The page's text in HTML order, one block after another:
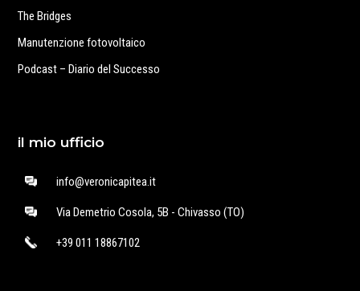
The Bridges
Manutenzione fotovoltaico
Podcast – Diario del Successo
il mio ufficio
info@veronicapitea.it
Via Demetrio Cosola, 5B - Chivasso (TO)
+39 011 18867102